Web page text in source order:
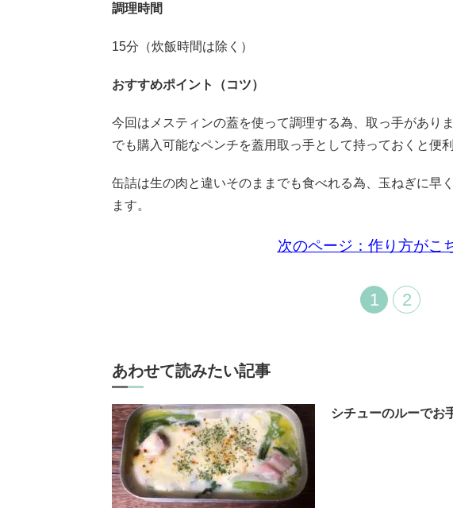
調理時間
15分（炊飯時間は除く）
おすすめポイント（コツ）
今回はメスティンの蓋を使って調理する為、取っ手があり
でも購入可能なペンチを蓋用取っ手として持っておくと便利
缶詰は生の肉と違いそのままでも食べれる為、玉ねぎに早
ます。
次のページ：作り方がこ
1 2
あわせて読みたい記事
シチューのルーでお